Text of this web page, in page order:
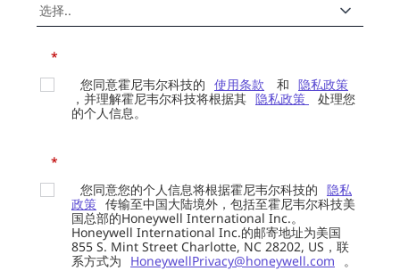
*
您同意霍尼韦尔科技的 使用条款 和 隐私政策
，并理解霍尼韦尔科技将根据其 隐私政策
处理您
的个人信息。
*
您同意您的个人信息将根据霍尼韦尔科技的 隐私
政策 传输至中国大陆境外，包括至霍尼韦尔科技美
国总部的Honeywell International Inc.。
Honeywell International Inc.的邮寄地址为美国
855 S. Mint Street Charlotte, NC 28202, US，联
系方式为
HoneywellPrivacy@honeywell.com
。